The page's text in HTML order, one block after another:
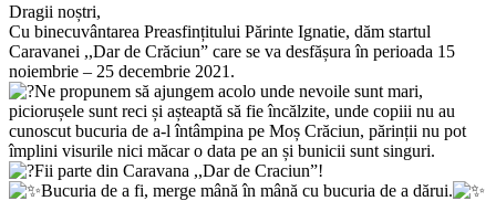
Dragii noștri,
Cu binecuvântarea Preasfințitului Părinte Ignatie, dăm startul
Caravanei ,,Dar de Crăciun” care se va desfășura în perioada 15
noiembrie – 25 decembrie 2021.
Ne propunem să ajungem acolo unde nevoile sunt mari,
piciorușele sunt reci și așteaptă să fie încălzite, unde copiii nu au
cunoscut bucuria de a-l întâmpina pe Moș Crăciun, părinții nu pot
împlini visurile nici măcar o data pe an și bunicii sunt singuri.
Fii parte din Caravana ,,Dar de Craciun”!
Bucuria de a fi, merge mână în mână cu bucuria de a dărui.